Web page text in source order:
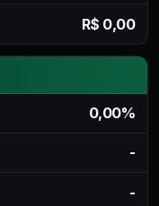
R$ 0,00
0,00%
-
-